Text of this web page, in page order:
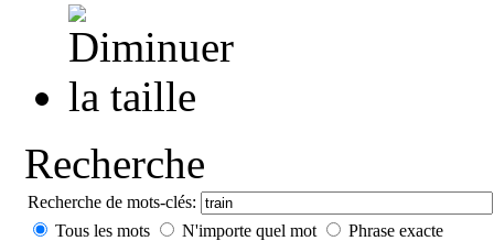
Recherche
Recherche de mots-clés:
Tous les mots
N'importe quel mot
Phrase exacte